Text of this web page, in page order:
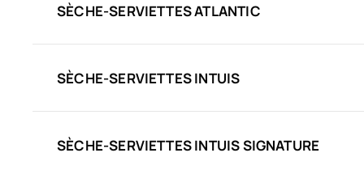
SÈCHE-SERVIETTES ATLANTIC
SÈCHE-SERVIETTES INTUIS
SÈCHE-SERVIETTES INTUIS SIGNATURE